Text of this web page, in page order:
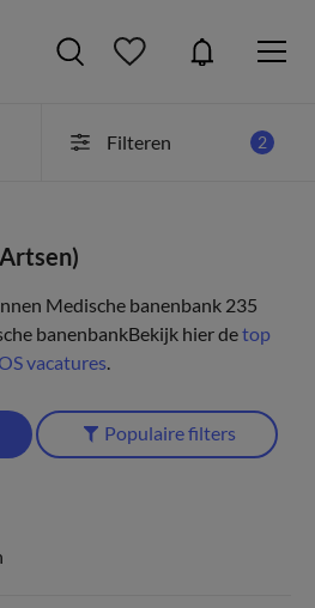
Filteren 2
Medische banenbank 235
banenbankBekijk hier detop
vacatures.
Populaire filters